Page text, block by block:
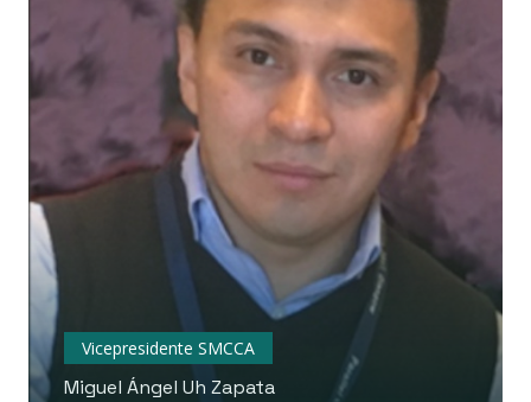
Vicepresidente SMCCA
Miguel Ángel Uh Zapata